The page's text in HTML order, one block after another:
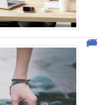
Comment vendre des photos de ses pieds efficacement ?